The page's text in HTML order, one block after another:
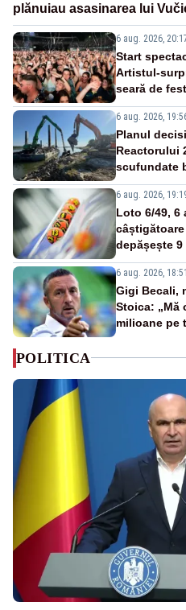
plănuiau asasinarea lui
6 aug. 2026,
Start
Artistul-
seară de
6 aug. 2026,
Planul
Reactorului
scufundate
6 aug. 2026,
Loto 6/49, 6
depășește
6 aug. 2026, 18:51
Gigi Becali,
Stoica: „Mă
milioane pe
POLITICA